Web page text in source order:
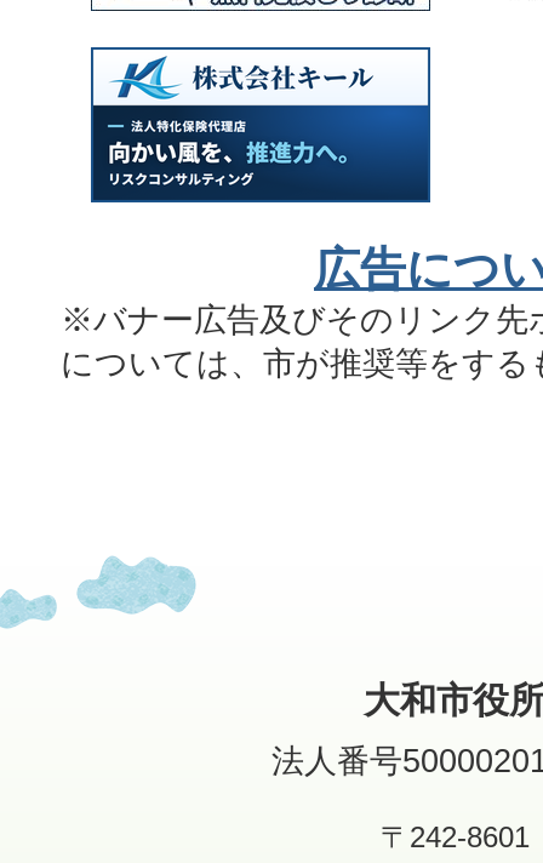
広告につ
※バナー広告及びそのリンク先
については、市が推奨等をす
大和市役
法人番号
〒242-8601